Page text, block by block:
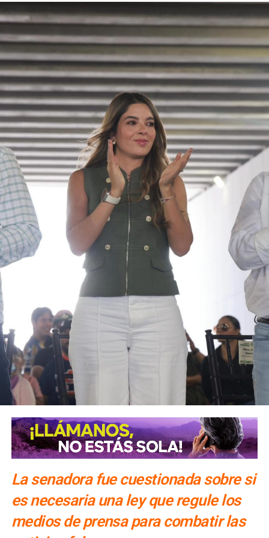
” desarrollado con el objetivo de encontrar líneas
procesales que permitan el esclarecimiento de los
hechos.
Este arresto reactiva el proceso en contra deAguirre
Rivero, quien ocupó la gubernatura de la entidad desde
2011
y presentó su renuncia al cargo en 2014, derivado de
la crisis institucional originada por ladesaparición
de los
normalistas. Desde el inicio de las primeras carpetas de
investigación, el exmandatario
negó reiteradamente
estar implicado en el caso que hoy motiva su detención.
El periodismo se firma: Ruth González
La senadora fue cuestionada sobre si
es necesaria una ley que regule los
medios de prensa para combatir las